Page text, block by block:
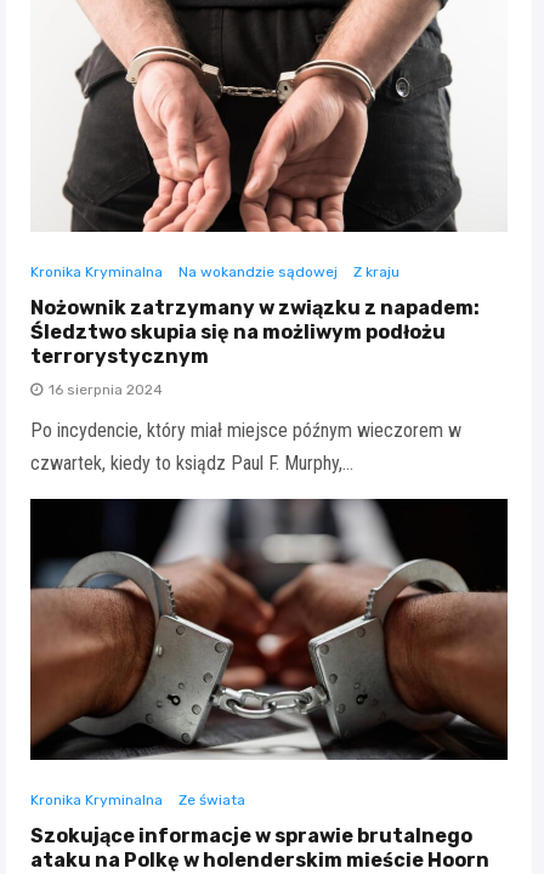
Kronika Kryminalna Na wokandzie sądowej Z kraju
Nożownik zatrzymany w związku z napadem:
Śledztwo skupia się na możliwym podłożu
terrorystycznym
16 sierpnia 2024
Po incydencie, który miał miejsce późnym wieczorem w
czwartek, kiedy to ksiądz Paul F. Murphy,…
Kronika Kryminalna Ze świata
Szokujące informacje w sprawie brutalnego
ataku na Polkę w holenderskim mieście Hoorn